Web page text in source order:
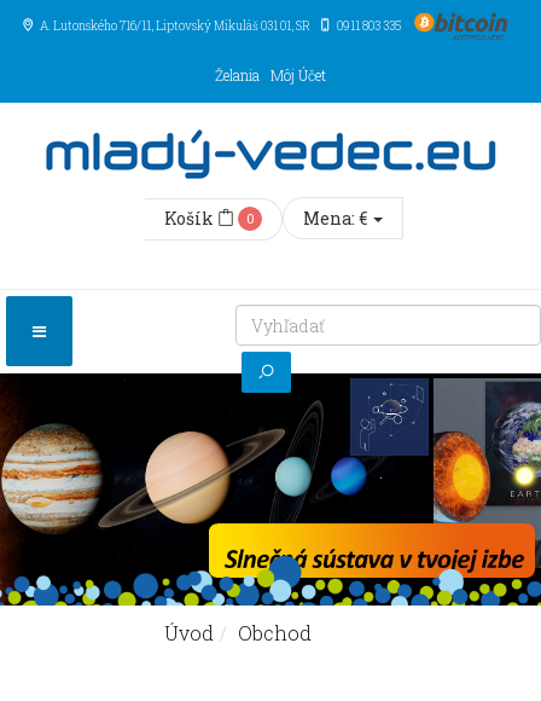
A. Lutonského 716/11, Liptovský Mikuláš031 01,SR 0911 803 335
Želania Môj Účet
Košík 0 Mena: €
Úvod Obchod